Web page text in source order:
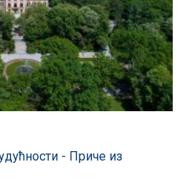
- Приче из